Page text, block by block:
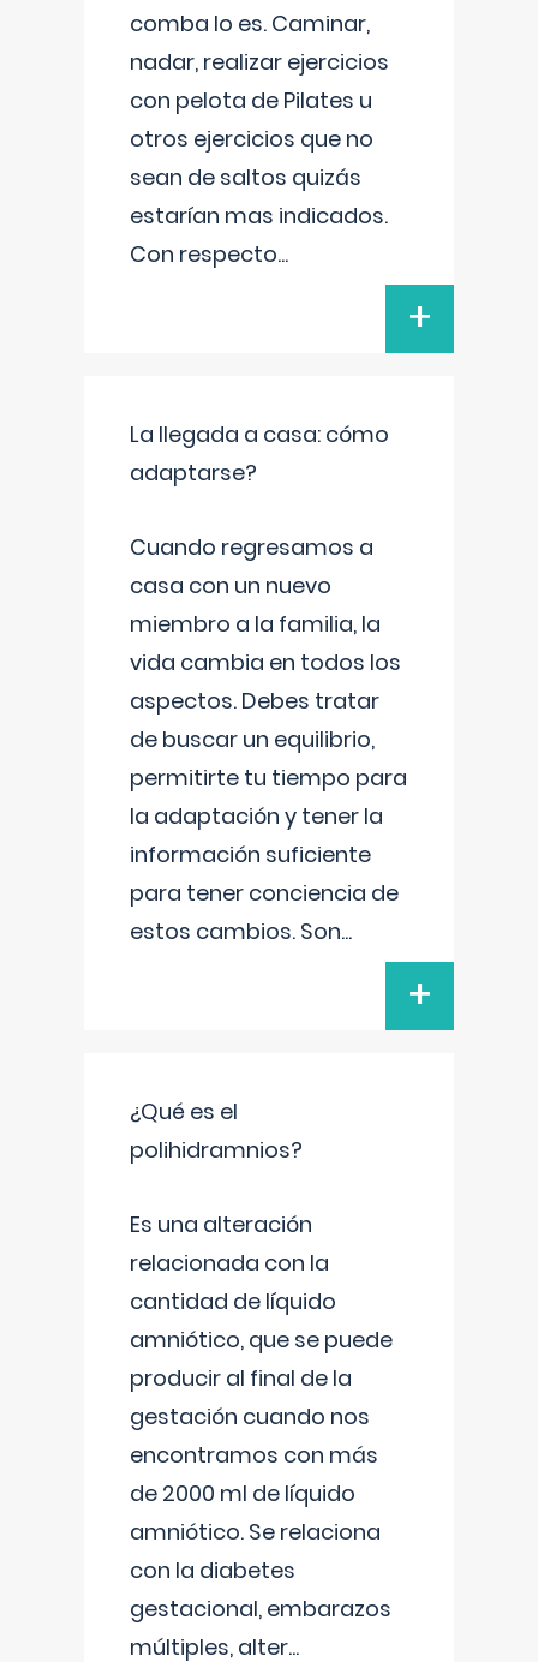
comba lo es. Caminar,
nadar, realizar ejercicios
con pelota de Pilates u
otros ejercicios que no
sean de saltos quizás
estarían mas indicados.
Con respecto...
+
La llegada a casa: cómo
adaptarse?
Cuando regresamos a
casa con un nuevo
miembro a la familia, la
vida cambia en todos los
aspectos. Debes tratar
de buscar un equilibrio,
permitirte tu tiempo para
la adaptación y tener la
información suficiente
para tener conciencia de
estos cambios. Son...
+
¿Qué es el
polihidramnios?
Es una alteración
relacionada con la
cantidad de líquido
amniótico, que se puede
producir al final de la
gestación cuando nos
encontramos con más
de 2000 ml de líquido
amniótico. Se relaciona
con la diabetes
gestacional, embarazos
múltiples, alter...